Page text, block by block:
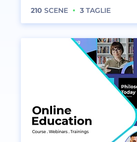
210 SCENE 3 TAGLIE